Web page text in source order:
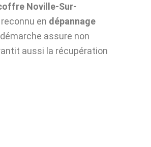
Noville-Sur-
en dépannage
assure non
aussi la récupération